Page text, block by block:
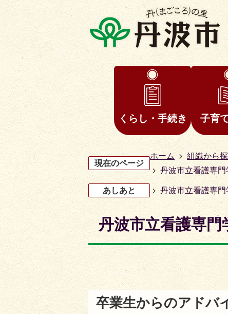
くらし・手続き 子育
現在のページ
ホーム 組織から
丹波市立看護専
あしあと 丹波市立看護専
丹波市立看護専
卒業生からのアドバ
枚
ス
4
枚
の
ス
ラ
イ